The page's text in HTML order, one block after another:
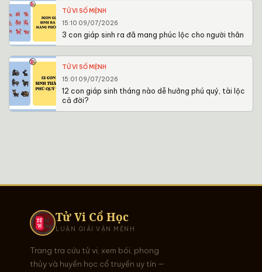
TỬ VI SỐ MỆNH
15:10 09/07/2026
3 con giáp sinh ra đã mang phúc lộc cho người thân
TỬ VI SỐ MỆNH
15:01 09/07/2026
12 con giáp sinh tháng nào dễ hưởng phú quý, tài lộc
cả đời?
Tử Vi Cổ Học
LUẬN GIẢI VẬN MỆNH
Trang tra cứu tử vi, xem bói, phong
thủy và huyền học cổ truyền uy tín —